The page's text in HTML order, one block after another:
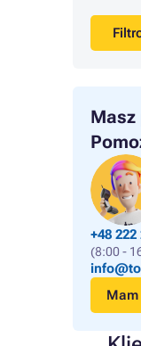
Masz
+48 222
(8:00 -